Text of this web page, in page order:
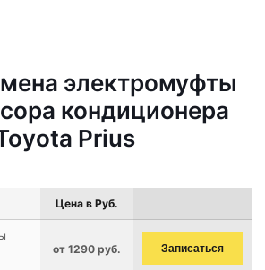
электромуфты
кондиционера
Prius
Цена в Руб.
от 1290 руб. Записаться